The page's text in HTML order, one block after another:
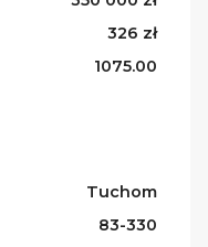
326 zł
1075.00
Tuchom
83-330